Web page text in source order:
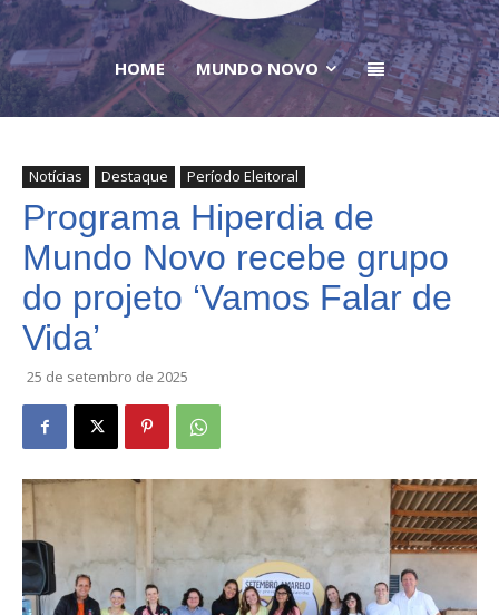
HOME MUNDO NOVO
Notícias Destaque Período Eleitoral
Programa Hiperdia de
Mundo Novo recebe grupo
do projeto ‘Vamos Falar de
Vida’
25 de setembro de 2025